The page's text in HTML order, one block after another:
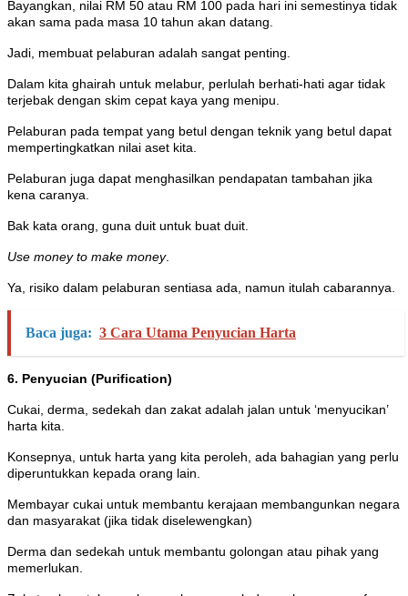
Bayangkan, nilai RM 50 atau RM 100 pada hari ini semestinya tidak
akan sama pada masa 10 tahun akan datang.
Jadi, membuat pelaburan adalah sangat penting.
Dalam kita ghairah untuk melabur, perlulah berhati-hati agar tidak
terjebak dengan skim cepat kaya yang menipu.
Pelaburan pada tempat yang betul dengan teknik yang betul dapat
mempertingkatkan nilai aset kita.
Pelaburan juga dapat menghasilkan pendapatan tambahan jika
kena caranya.
Bak kata orang, guna duit untuk buat duit.
Use money to make money.
Ya, risiko dalam pelaburan sentiasa ada, namun itulah cabarannya.
Baca juga: 3 Cara Utama Penyucian Harta
6. Penyucian (Purification)
Cukai, derma, sedekah dan zakat adalah jalan untuk ‘menyucikan’
harta kita.
Konsepnya, untuk harta yang kita peroleh, ada bahagian yang perlu
diperuntukkan kepada orang lain.
Membayar cukai untuk membantu kerajaan membangunkan negara
dan masyarakat (jika tidak diselewengkan)
Derma dan sedekah untuk membantu golongan atau pihak yang
memerlukan.